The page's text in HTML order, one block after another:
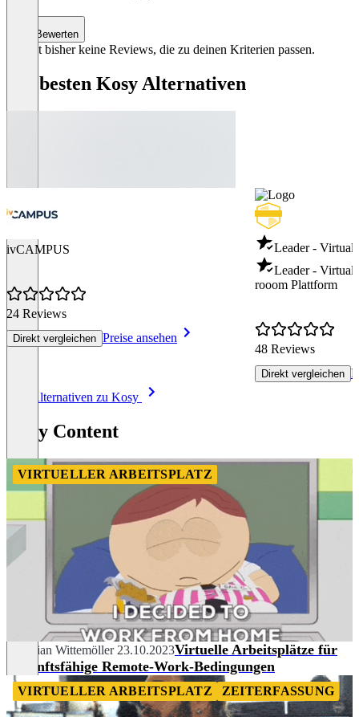
Bewerten
Es gibt bisher keine Reviews, die zu deinen Kriterien passen.
Die besten Kosy Alternativen
ivCAMPUS
24 Reviews
Direkt vergleichen Preise ansehen
Leader - Virtual
Leader - Virtual
rooom Plattform
48 Reviews
Direkt vergleichen
Alle Alternativen zu Kosy
Kosy Content
VIRTUELLER ARBEITSPLATZ
Christian Wittemöller 23.10.2023Virtuelle Arbeitsplätze für
zukunftsfähige Remote-Work-Bedingungen
VIRTUELLER ARBEITSPLATZ ZEITERFASSUNG